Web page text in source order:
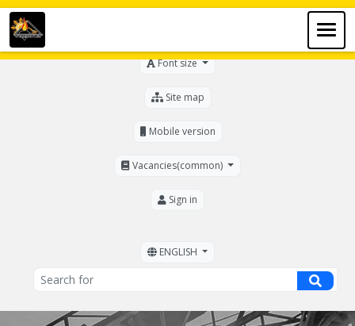
Font size
Site map
Mobile version
Vacancies(common)
Sign in
ENGLISH